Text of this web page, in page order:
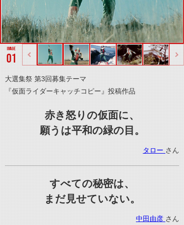
01
大選集祭 第3回募集テーマ
『仮面ライダーキャッチコピー』投稿作品
赤き怒りの仮面に、
願うは平和の緑の目。
タロー さん
すべての秘密は、
まだ見せていない。
中田由彦 さん